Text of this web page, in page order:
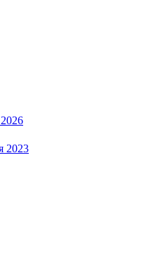
2023